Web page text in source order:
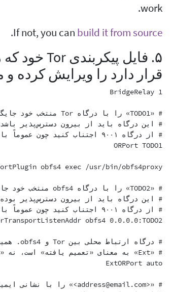
work.
If not, you can build it from source
.
۵. فایل پیکربندی Tor خود که معمولاً در
قرار دارد را ویرایش کرده و
ORPort TODO1